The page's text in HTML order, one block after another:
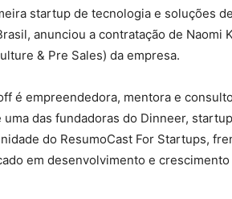
startup de tecnologia e soluções
anunciou a contratação de Naomi
& Pre Sales) da empresa.
é empreendedora, mentora e
das fundadoras do Dinneer,
do ResumoCast For Startups,
em desenvolvimento e